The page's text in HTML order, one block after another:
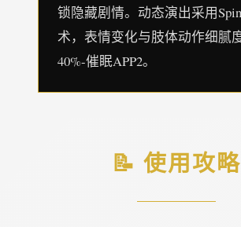
锁隐藏剧情。动态演出采用
术，表情变化与肢体动作细腻
40%-催眠APP2。
📝 使用攻略